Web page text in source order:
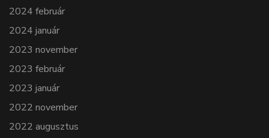
2024 február
2024 január
2023 november
2023 február
2023 január
2022 november
2022 augusztus